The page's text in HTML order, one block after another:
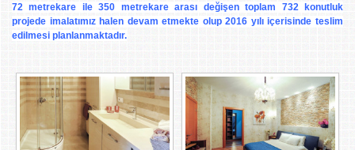
72 metrekare ile 350 metrekare arası değişen toplam 732 konutluk
projede imalatımız halen devam etmekte olup 2016 yılı içerisinde teslim
edilmesi planlanmaktadır.